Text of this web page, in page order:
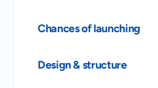
Chances of launching
Design & structure